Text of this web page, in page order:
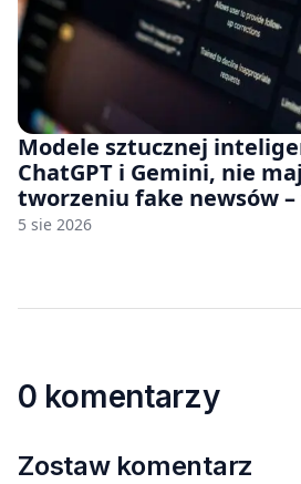
Modele sztucznej
ChatGPT i Gemini, nie
tworzeniu fake newsów
jeśli rozmawiasz z nimi po
5 sie 2026
0 komentarzy
Zostaw komentarz